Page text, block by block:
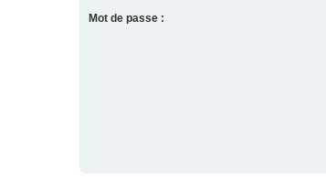
Mot de passe :